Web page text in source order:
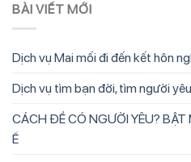
BÀI VIẾT MỚI
Dịch vụ Mai mối đi đến kết hôn
Dịch vụ tìm bạn đời, tìm người yêu
CÁCH ĐỂ CÓ NGƯỜI YÊU?
Ế